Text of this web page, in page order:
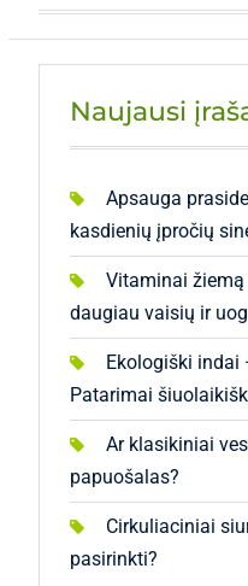
Naujausi
Apsauga
kasdienių įpročių
Vitaminai
daugiau vaisių ir
Ekologiški indai
Patarimai
Ar klasikiniai
papuošalas?
Cirkuliaciniai
pasirinkti?